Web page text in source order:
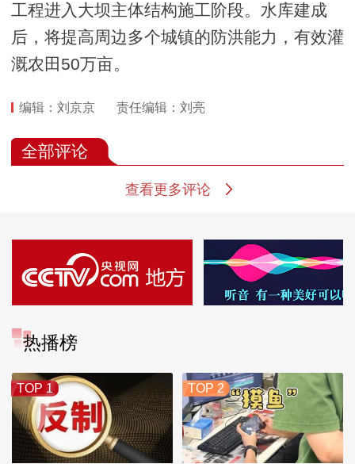
工程进入大坝主体结构施工阶段。水库建成
后，将提高周边多个城镇的防洪能力，有效灌
溉农田50万亩。
编辑：刘京京 责任编辑：刘亮
全部评论
查看更多评论
热播榜
TOP 1 TOP 2